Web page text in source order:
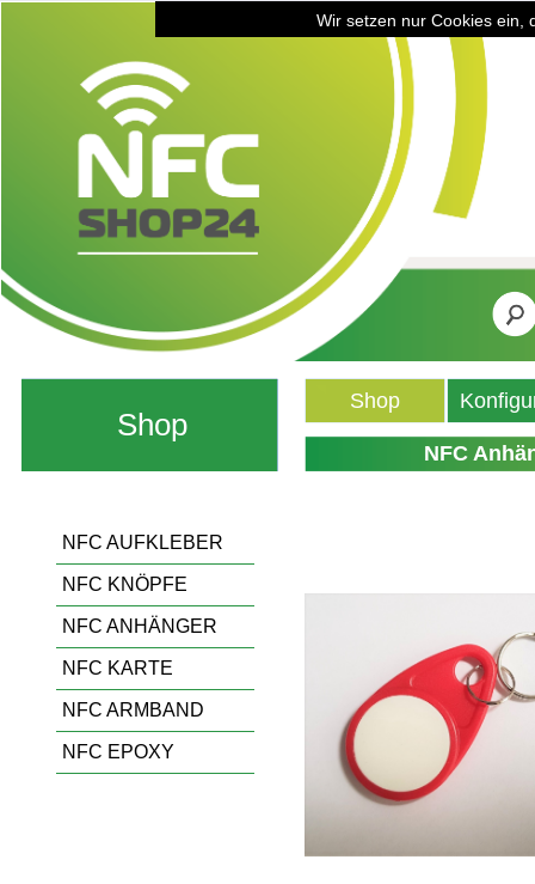
Shop
Shop
NFC AUFKLEBER
NFC KNÖPFE
NFC ANHÄNGER
NFC KARTE
NFC ARMBAND
NFC EPOXY
NFC
Wir setzen nur Cookies ein,